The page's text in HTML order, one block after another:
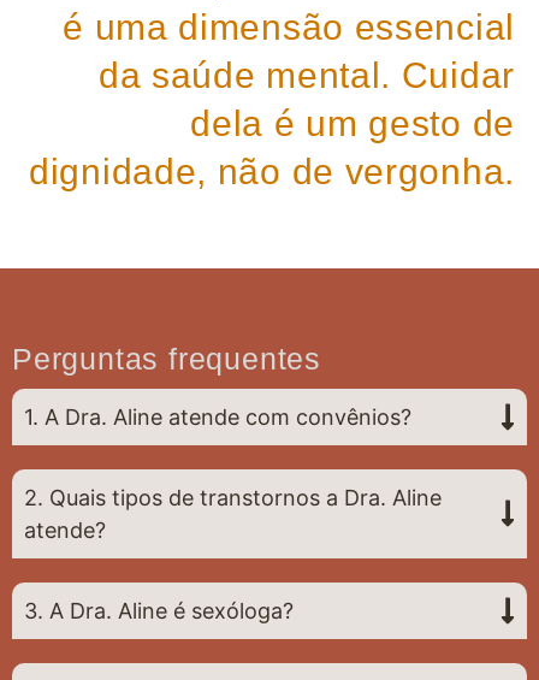
é uma dimensão essencial
da saúde mental. Cuidar
dela é um gesto de
dignidade, não de vergonha.
Perguntas frequentes
1. A Dra. Aline atende com convênios?
2. Quais tipos de transtornos a Dra. Aline
atende?
3. A Dra. Aline é sexóloga?